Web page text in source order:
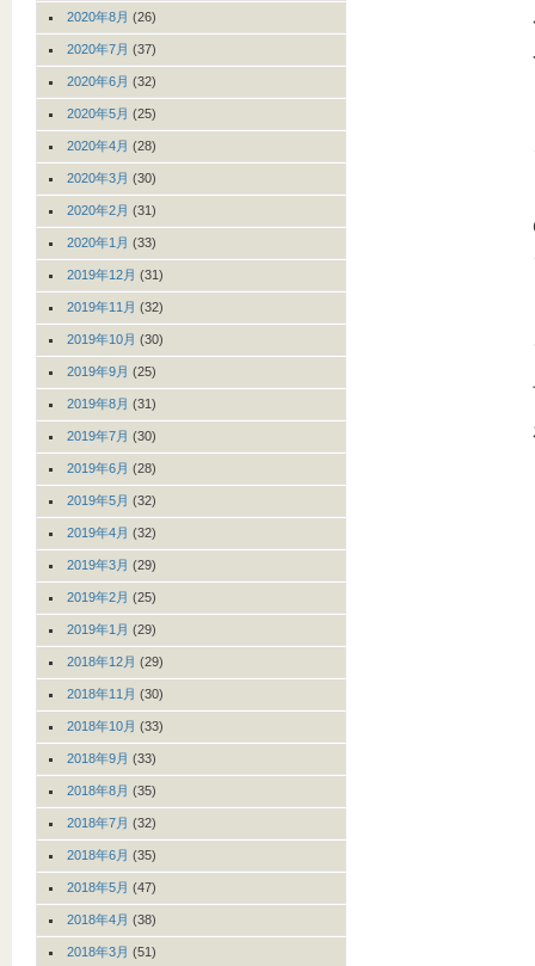
2020年8月 (26)
2020年7月 (37)
2020年6月 (32)
2020年5月 (25)
2020年4月 (28)
2020年3月 (30)
2020年2月 (31)
2020年1月 (33)
2019年12月 (31)
2019年11月 (32)
2019年10月 (30)
2019年9月 (25)
2019年8月 (31)
2019年7月 (30)
2019年6月 (28)
2019年5月 (32)
2019年4月 (32)
2019年3月 (29)
2019年2月 (25)
2019年1月 (29)
2018年12月 (29)
2018年11月 (30)
2018年10月 (33)
2018年9月 (33)
2018年8月 (35)
2018年7月 (32)
2018年6月 (35)
2018年5月 (47)
2018年4月 (38)
2018年3月 (51)